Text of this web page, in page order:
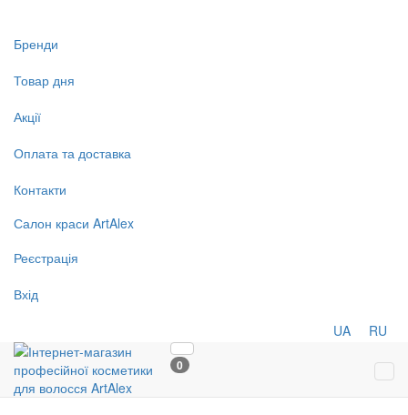
Бренди
Товар дня
Акції
Оплата та доставка
Контакти
Салон краси ArtAlex
Реєстрація
Вхід
UA RU
0